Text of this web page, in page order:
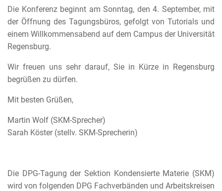
Die Konferenz beginnt am Sonntag, den 4. September, mit
der Öffnung des Tagungsbüros, gefolgt von Tutorials und
einem Willkommensabend auf dem Campus der Universität
Regensburg.
Wir freuen uns sehr darauf, Sie in Kürze in Regensburg
begrüßen zu dürfen.
Mit besten Grüßen,
Martin Wolf (SKM-Sprecher)
Sarah Köster (stellv. SKM-Sprecherin)
Die DPG-Tagung der Sektion Kondensierte Materie (SKM)
wird von folgenden DPG Fachverbänden und Arbeitskreisen